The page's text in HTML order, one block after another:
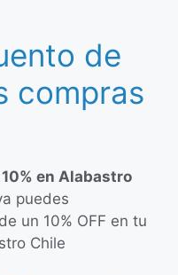
de
compras
en Alabastro
puedes
un 10% OFF en tu
Chile